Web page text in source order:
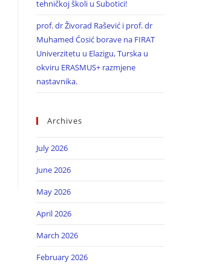
tehničkoj školi u Subotici!
prof. dr Živorad Rašević i prof. dr
Muhamed Ćosić borave na FIRAT
Univerzitetu u Elazigu, Turska u
okviru ERASMUS+ razmjene
nastavnika.
Archives
July 2026
June 2026
May 2026
April 2026
March 2026
February 2026